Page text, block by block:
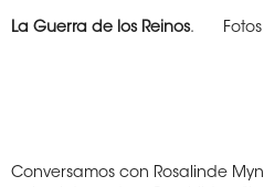
La Guerra de los Reinos.
Conversamos con Rosalinde